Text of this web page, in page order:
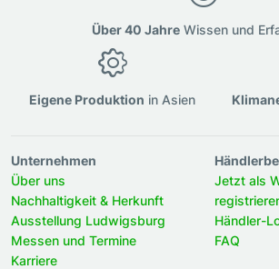
Über 40 JahreWissen und
Eigene Produktion in Asien
Unternehmen
Über uns
Nachhaltigkeit & Herkunft
Ausstellung Ludwigsburg
Messen und Termine
Karriere
Jetzt als
Händler-
FAQ